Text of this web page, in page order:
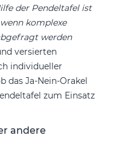
der Pendeltafel ist
komplexe
werden
versierten
individueller
das Ja-Nein-Orakel
zum Einsatz
andere